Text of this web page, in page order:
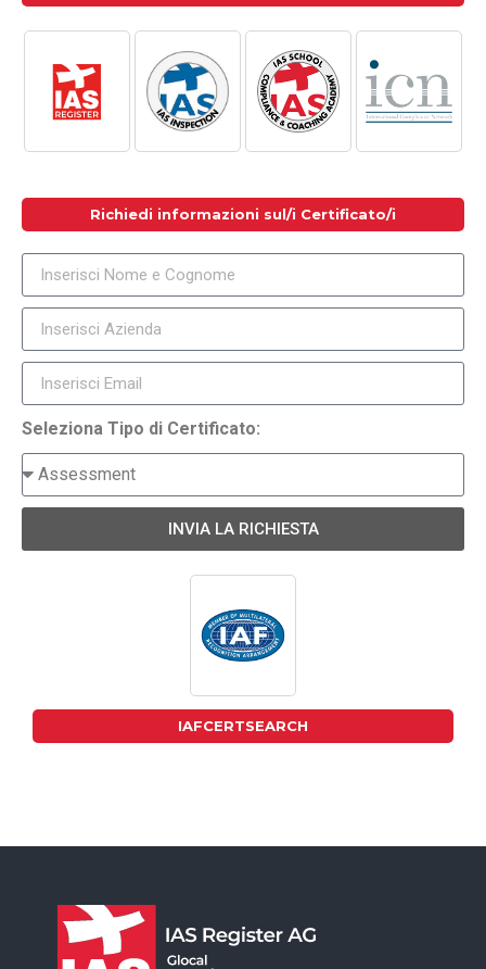
Richiedi informazioni sul/i Certificato/i
Seleziona Tipo di Certificato:
INVIA LA RICHIESTA
IAFCERTSEARCH